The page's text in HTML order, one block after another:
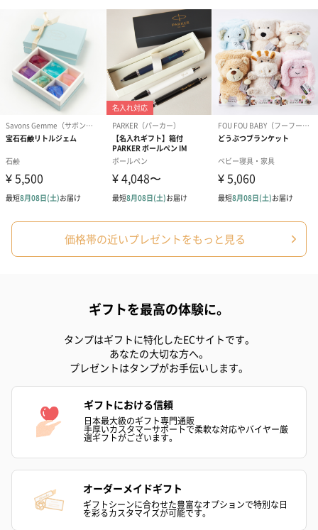
包装紙
包装紙または風呂敷でラッピングを施してお届けいたします。
ゴールド（リッチリボ
ン）（680円）
ピンク（リッチリボ
ン）（680円）
ライトブルー
ザ）（680円）
商品の形質上、短冊型の熨斗紙で対応させていただいておりま
セット商品をご購入時に短冊のしオプションを選択された場合、
いずれかの商品1つに短冊のしを付けてお届けします。
結婚祝い（結婚御祝）
（110円）
出産祝い（御出産祝）
（110円）
い用)（寿）（
価格帯の近いプレゼントをもっと見る
ギフトを最高の体験に。
タンプはギフトに特化したECサイトです。
あなたの大切な方へ。
プレゼントはタンプがお手伝いします。
ギフトにおける信頼
日本最大級のギフト専門通販
手厚いカスタマーサポートで柔軟な対応やバイヤー厳
選ギフトがございます。
オーダーメイドギフト
ギフトシーンに合わせた豊富なオプションで特別な日
を彩るカスタマイズが可能です。